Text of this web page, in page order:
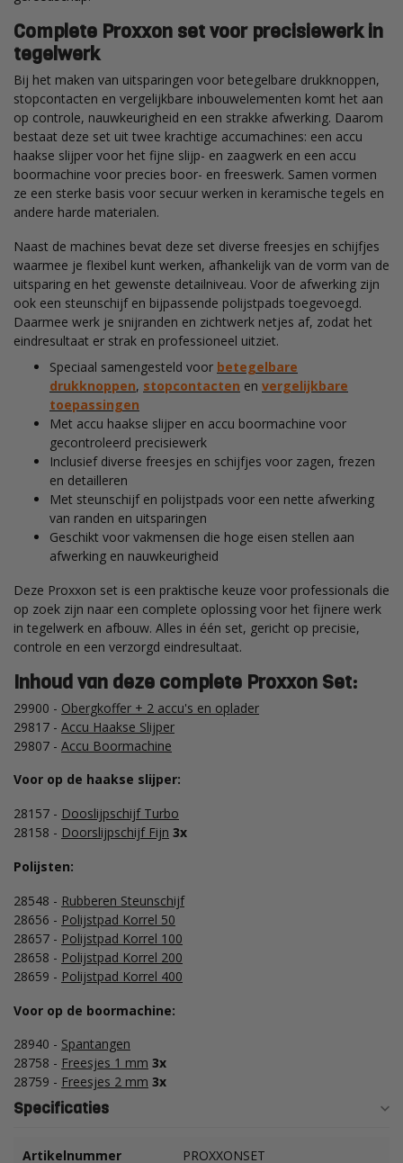
Complete Proxxon set voor precisiewerk in
tegelwerk
Bij het maken van uitsparingen voor betegelbare drukknoppen,
stopcontacten en vergelijkbare inbouwelementen komt het aan
op controle, nauwkeurigheid en een strakke afwerking. Daarom
bestaat deze set uit twee krachtige accumachines: een accu
haakse slijper voor het fijne slijp- en zaagwerk en een accu
boormachine voor precies boor- en freeswerk. Samen vormen
ze een sterke basis voor secuur werken in keramische tegels en
andere harde materialen.
Naast de machines bevat deze set diverse freesjes en schijfjes
waarmee je flexibel kunt werken, afhankelijk van de vorm van de
uitsparing en het gewenste detailniveau. Voor de afwerking zijn
ook een steunschijf en bijpassende polijstpads toegevoegd.
Daarmee werk je snijranden en zichtwerk netjes af, zodat het
eindresultaat er strak en professioneel uitziet.
Speciaal samengesteld voor betegelbare
drukknoppen, stopcontacten en vergelijkbare
toepassingen
Met accu haakse slijper en accu boormachine voor
gecontroleerd precisiewerk
Inclusief diverse freesjes en schijfjes voor zagen, frezen
en detailleren
Met steunschijf en polijstpads voor een nette afwerking
van randen en uitsparingen
Geschikt voor vakmensen die hoge eisen stellen aan
afwerking en nauwkeurigheid
Deze Proxxon set is een praktische keuze voor professionals die
op zoek zijn naar een complete oplossing voor het fijnere werk
in tegelwerk en afbouw. Alles in één set, gericht op precisie,
controle en een verzorgd eindresultaat.
Inhoud van deze complete Proxxon Set:
29900 - Obergkoffer + 2 accu's en oplader
29817 - Accu Haakse Slijper
29807 - Accu Boormachine
Voor op de haakse slijper:
28157 - Dooslijpschijf Turbo
28158 - Doorslijpschijf Fijn 3x
Polijsten:
28548 - Rubberen Steunschijf
28656 - Polijstpad Korrel 50
28657 - Polijstpad Korrel 100
28658 - Polijstpad Korrel 200
28659 - Polijstpad Korrel 400
Voor op de boormachine:
28940 - Spantangen
28758 - Freesjes 1 mm 3x
28759 - Freesjes 2 mm 3x
Specificaties
Artikelnummer PROXXONSET